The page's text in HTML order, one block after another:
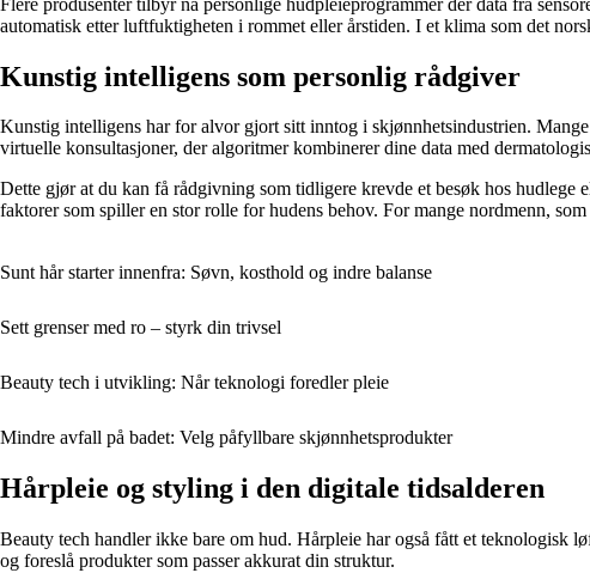
automatisk etter luftfuktigheten i rommet eller årstiden. I et klima som det
Kunstig intelligens som personlig rådgiver
Kunstig intelligens har for alvor gjort sitt inntog i skjønnhetsindustrien.
virtuelle konsultasjoner, der algoritmer kombinerer dine data med
Dette gjør at du kan få rådgivning som tidligere krevde et besøk hos
faktorer som spiller en stor rolle for hudens behov. For mange nordmenn,
Sunt hår starter innenfra: Søvn, kosthold og indre balanse
Sett grenser med ro – styrk din trivsel
Beauty tech i utvikling: Når teknologi foredler pleie
Mindre avfall på badet: Velg påfyllbare skjønnhetsprodukter
Hårpleie og styling i den digitale tidsalderen
Beauty tech handler ikke bare om hud. Hårpleie har også fått et teknologisk
og foreslå produkter som passer akkurat din struktur.